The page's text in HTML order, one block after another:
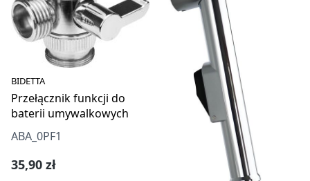
BIDETTA
Przełącznik funkcji do
baterii umywalkowych
ABA_0PF1
Cena regularna:
35,90 zł